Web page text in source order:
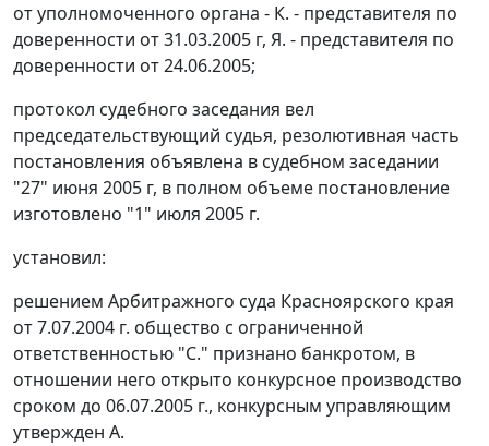
от уполномоченного органа - К. - представителя по
доверенности от 31.03.2005 г, Я. - представителя по
доверенности от 24.06.2005;
протокол судебного заседания вел
председательствующий судья, резолютивная часть
постановления объявлена в судебном заседании
"27" июня 2005 г, в полном объеме постановление
изготовлено "1" июля 2005 г.
установил:
решением Арбитражного суда Красноярского края
от 7.07.2004 г. общество с ограниченной
ответственностью "С." признано банкротом, в
отношении него открыто конкурсное производство
сроком до 06.07.2005 г., конкурсным управляющим
утвержден А.